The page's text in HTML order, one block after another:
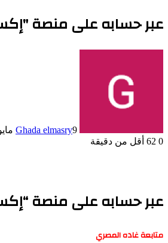
عبر حسابه على منصة
Ghada elmasry9 مايو، 2026
0
أقل من دقيقة
عبر حسابه على منصة
متابعة غاده المصري